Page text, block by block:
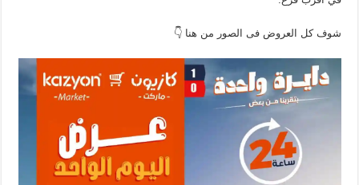
شوف كل العروض فى الصور من هنا 👇